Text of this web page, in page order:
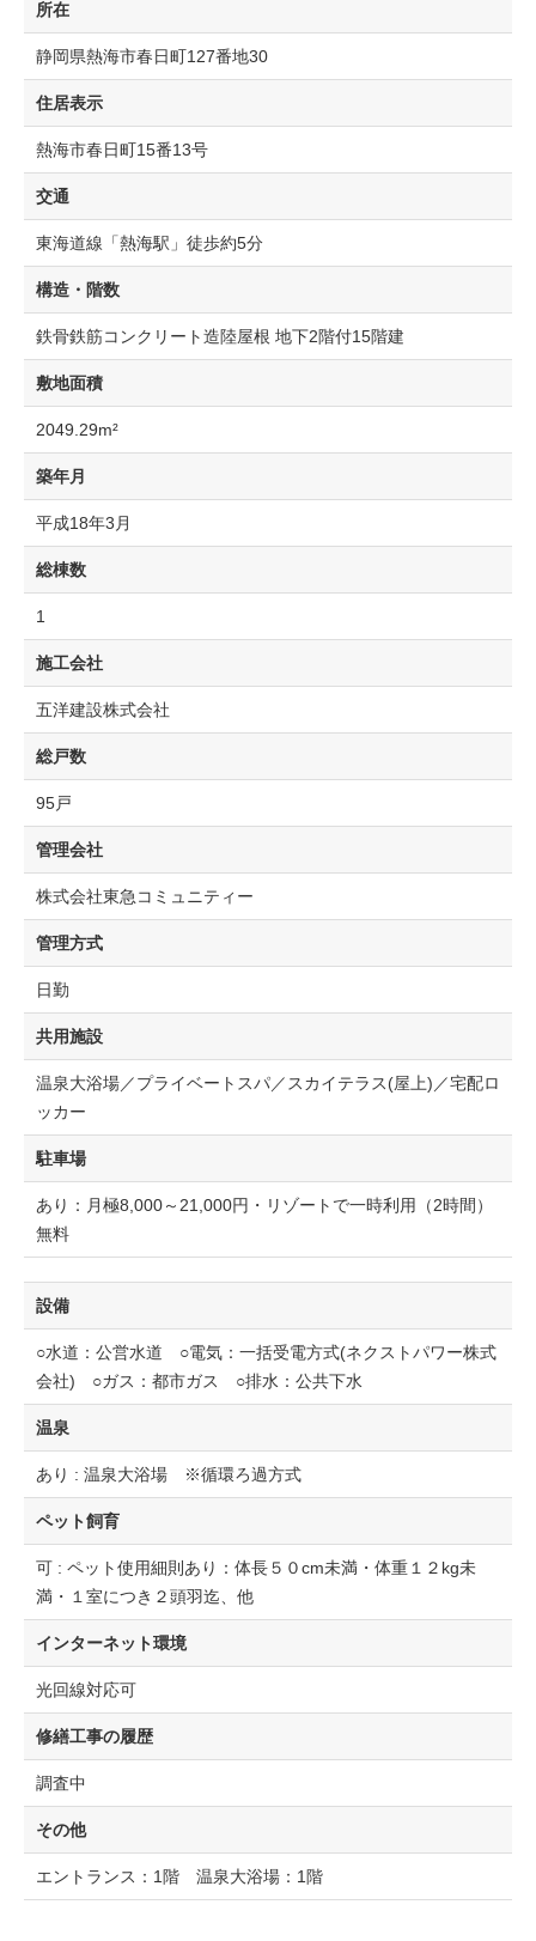
所在
静岡県熱海市春日町127番地30
住居表示
熱海市春日町15番13号
交通
東海道線「熱海駅」徒歩約5分
構造・階数
鉄骨鉄筋コンクリート造陸屋根 地下2階付15階建
敷地面積
2049.29m²
築年月
平成18年3月
総棟数
1
施工会社
五洋建設株式会社
総戸数
95戸
管理会社
株式会社東急コミュニティー
管理方式
日勤
共用施設
温泉大浴場／プライベートスパ／スカイテラス(屋上)／宅配ロ
ッカー
駐車場
あり：月極8,000～21,000円・リゾートで一時利用（2時間）
無料
設備
○水道：公営水道 ○電気：一括受電方式(ネクストパワー株式
会社) ○ガス：都市ガス ○排水：公共下水
温泉
あり : 温泉大浴場 ※循環ろ過方式
ペット飼育
可 : ペット使用細則あり：体長５０cm未満・体重１２kg未
満・１室につき２頭羽迄、他
インターネット環境
光回線対応可
修繕工事の履歴
調査中
その他
エントランス：1階 温泉大浴場：1階